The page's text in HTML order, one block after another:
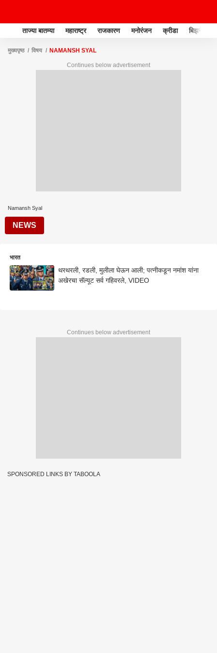
ताज्या बातम्या महाराष्ट्र राजकारण मनोरंजन क्रीडा बिझनेस
मुख्यपृष्ठ विषय NAMANSH SYAL
Continues below advertisement
Namansh Syal
NEWS
भारत
थरथरली, रडली, मुलीला घेऊन आली; पत्नीकडून नमांश यांना
अखेरचा सॅल्यूट सर्व गहिवरले, VIDEO
Continues below advertisement
SPONSORED LINKS BY TABOOLA